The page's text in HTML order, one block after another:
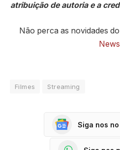
atribuição de autoria e a
Não perca as novidades
News
Filmes Streaming
Siga nos